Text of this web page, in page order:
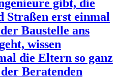
gibt, die
Straßen erst einmal
Baustelle ans
wissen
die Eltern so ganz
Beratenden